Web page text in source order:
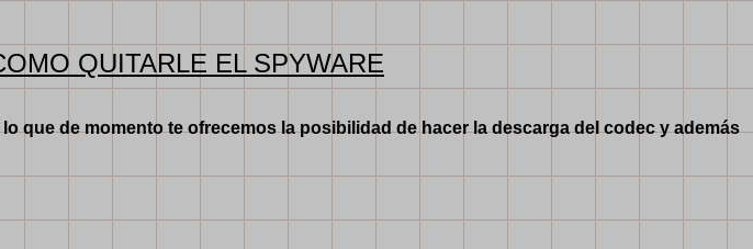
QUITARLE EL SPYWARE
que de momento te ofrecemos la posibilidad de hacer la descarga del codec y además